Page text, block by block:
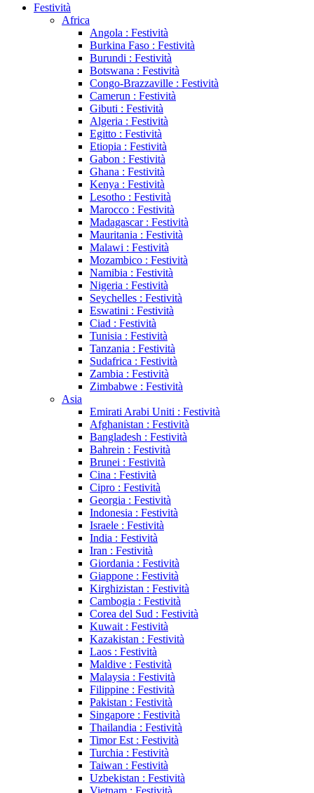
Festività
Africa
Angola : Festività
Burkina Faso : Festività
Burundi : Festività
Botswana : Festività
Congo-Brazzaville : Festività
Camerun : Festività
Gibuti : Festività
Algeria : Festività
Egitto : Festività
Etiopia : Festività
Gabon : Festività
Ghana : Festività
Kenya : Festività
Lesotho : Festività
Marocco : Festività
Madagascar : Festività
Mauritania : Festività
Malawi : Festività
Mozambico : Festività
Namibia : Festività
Nigeria : Festività
Seychelles : Festività
Eswatini : Festività
Ciad : Festività
Tunisia : Festività
Tanzania : Festività
Sudafrica : Festività
Zambia : Festività
Zimbabwe : Festività
Asia
Emirati Arabi Uniti : Festività
Afghanistan : Festività
Bangladesh : Festività
Bahrein : Festività
Brunei : Festività
Cina : Festività
Cipro : Festività
Georgia : Festività
Indonesia : Festività
Israele : Festività
India : Festività
Iran : Festività
Giordania : Festività
Giappone : Festività
Kirghizistan : Festività
Cambogia : Festività
Corea del Sud : Festività
Kuwait : Festività
Kazakistan : Festività
Laos : Festività
Maldive : Festività
Malaysia : Festività
Filippine : Festività
Pakistan : Festività
Singapore : Festività
Thailandia : Festività
Timor Est : Festività
Turchia : Festività
Taiwan : Festività
Uzbekistan : Festività
Vietnam : Festività